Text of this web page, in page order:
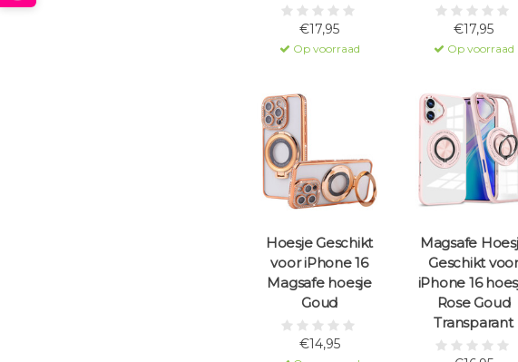
€17,95
Op voorraad
€17,95
Op voorraad
Hoesje Geschikt
voor iPhone 16
Magsafe hoesje
Goud
€14,95
Magsafe
Geschikt voor
iPhone 16
Rose Goud
Transparant